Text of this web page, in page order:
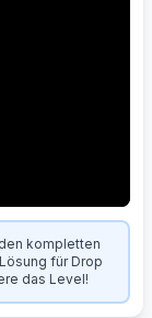
kompletten
für Drop
das Level!